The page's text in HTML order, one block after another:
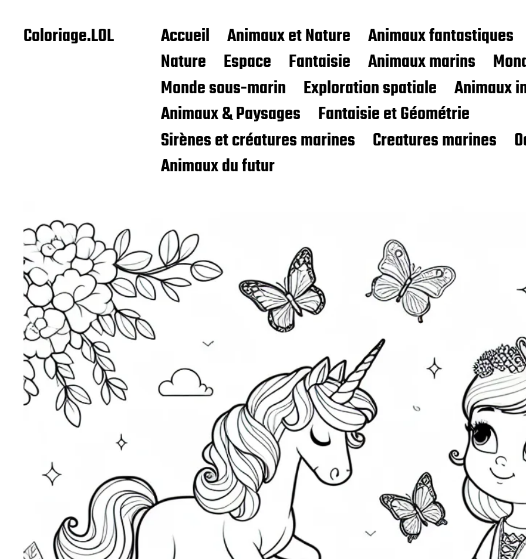
Coloriage.LOL Accueil Animaux et Nature Animaux fantastiques
Nature
Espace Fantaisie Animaux marins
Monde sous-marin
Exploration spatiale
Animaux
Animaux & Paysages
Fantaisie et Géométrie
Sirènes et créatures marines
Creatures marines
Animaux du futur